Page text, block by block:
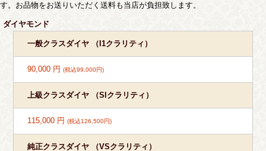
す。お品物をお送りいただく送料も当店が負担致します。
ダイヤモンド
一般クラスダイヤ （I1クラリティ）
90,000 円(税込99,000円)
上級クラスダイヤ （SIクラリティ）
115,000 円(税込126,500円)
純正クラスダイヤ （VSクラリティ）